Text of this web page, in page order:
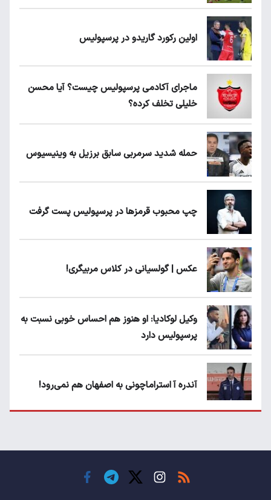
اولین رکورد گاریدو در پرسپولیس
ماجرای آکادمی پرسپولیس چیست؟ آیا محسن
خلیلی تخلف کرده؟
حمله شدید سرمربی سابق برزیل به وینیسیوس
چپ محبوب قرمزها در پرسپولیس پست گرفت
عکس | گولسیانی در کلاس مربیگری!
وکیل لوکادیا: او هنوز هم احساس خوبی نسبت به
پرسپولیس دارد
آندره آ استراماچونی به اصفهان هم نمی‌رود!
حسن روی هوا!